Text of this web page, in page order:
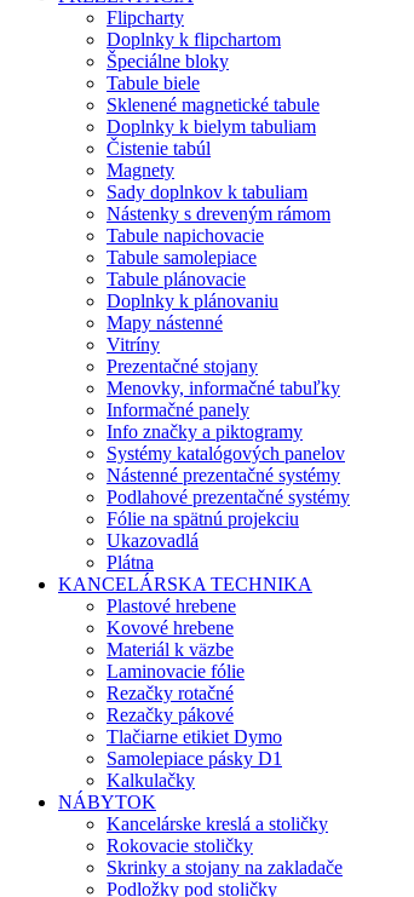
Flipcharty
Doplnky k flipchartom
Špeciálne bloky
Tabule biele
Sklenené magnetické tabule
Doplnky k bielym tabuliam
Čistenie tabúl
Magnety
Sady doplnkov k tabuliam
Nástenky s dreveným rámom
Tabule napichovacie
Tabule samolepiace
Tabule plánovacie
Doplnky k plánovaniu
Mapy nástenné
Vitríny
Prezentačné stojany
Menovky, informačné tabuľky
Informačné panely
Info značky a piktogramy
Systémy katalógových panelov
Nástenné prezentačné systémy
Podlahové prezentačné systémy
Fólie na spätnú projekciu
Ukazovadlá
Plátna
KANCELÁRSKA TECHNIKA
Plastové hrebene
Kovové hrebene
Materiál k väzbe
Laminovacie fólie
Rezačky rotačné
Rezačky pákové
Tlačiarne etikiet Dymo
Samolepiace pásky D1
Kalkulačky
NÁBYTOK
Kancelárske kreslá a stoličky
Rokovacie stoličky
Skrinky a stojany na zakladače
Podložky pod stoličky